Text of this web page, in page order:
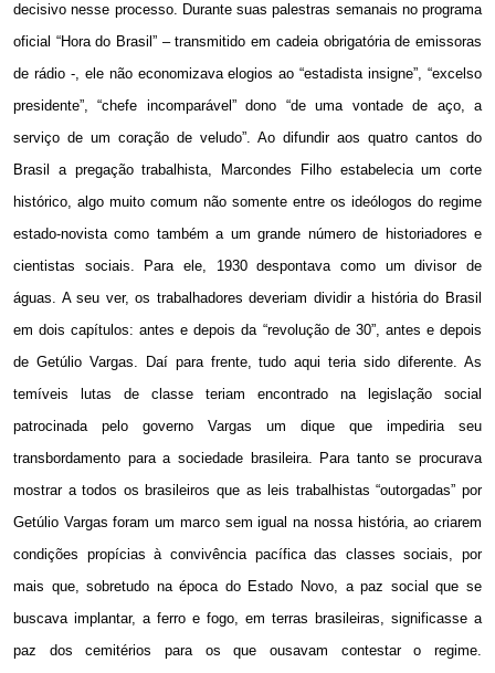
decisivo nesse processo. Durante suas palestras semanais no programa
oficial “Hora do Brasil” – transmitido em cadeia obrigatória de emissoras
de rádio -, ele não economizava elogios ao “estadista insigne”, “excelso
presidente”, “chefe incomparável” dono “de uma vontade de aço, a
serviço de um coração de veludo”. Ao difundir aos quatro cantos do
Brasil a pregação trabalhista, Marcondes Filho estabelecia um corte
histórico, algo muito comum não somente entre os ideólogos do regime
estado-novista como também a um grande número de historiadores e
cientistas sociais. Para ele, 1930 despontava como um divisor de
águas. A seu ver, os trabalhadores deveriam dividir a história do Brasil
em dois capítulos: antes e depois da “revolução de 30”, antes e depois
de Getúlio Vargas. Daí para frente, tudo aqui teria sido diferente. As
temíveis lutas de classe teriam encontrado na legislação social
patrocinada pelo governo Vargas um dique que impediria seu
transbordamento para a sociedade brasileira. Para tanto se procurava
mostrar a todos os brasileiros que as leis trabalhistas “outorgadas” por
Getúlio Vargas foram um marco sem igual na nossa história, ao criarem
condições propícias à convivência pacífica das classes sociais, por
mais que, sobretudo na época do Estado Novo, a paz social que se
buscava implantar, a ferro e fogo, em terras brasileiras, significasse a
paz dos cemitérios para os que ousavam contestar o regime.